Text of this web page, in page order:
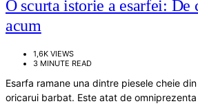
O scurta istorie a esarfei: De
acum
1,6K VIEWS
3 MINUTE READ
Esarfa ramane una dintre piesele cheie
oricarui barbat. Este atat de